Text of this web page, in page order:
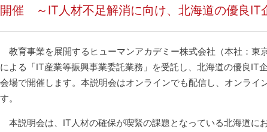
開催 ～IT人材不足解消に向け、北海道の優良IT
教育事業を展開するヒューマンアカデミー株式会社（本社：東
による「IT産業等振興事業委託業務」を受託し、北海道の優良
会場で開催します。本説明会はオンラインでも配信し、オンラ
す。
本説明会は、IT人材の確保が喫緊の課題となっている北海道に